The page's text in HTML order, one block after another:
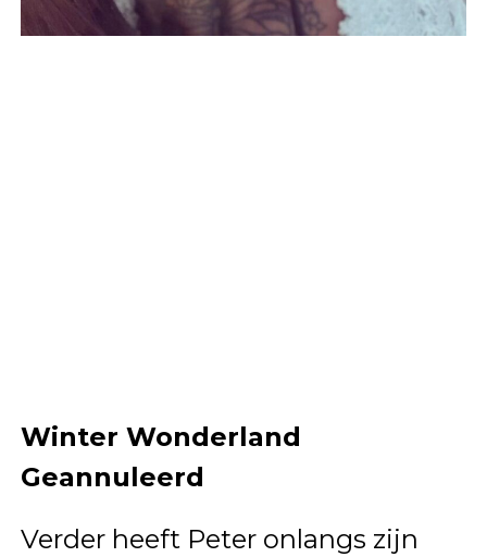
Winter Wonderland
Geannuleerd
Verder heeft Peter onlangs zijn